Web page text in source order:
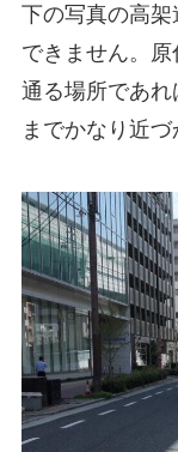
下の写真の高
できません。
通る場所であ
までかなり近づ